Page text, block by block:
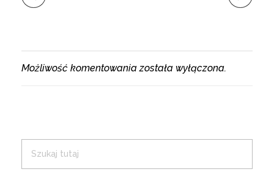
Możliwość komentowania została wyłączona.